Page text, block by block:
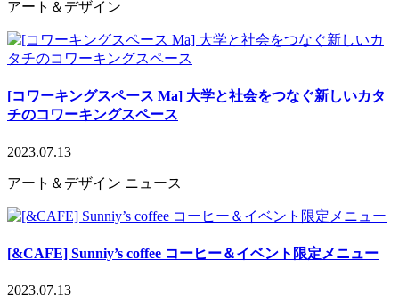
アート＆デザイン
[コワーキングスペース Ma] 大学と社会をつなぐ新しいカタ
チのコワーキングスペース
2023.07.13
アート＆デザイン ニュース
[&CAFE] Sunniy’s coffee コーヒー＆イベント限定メニュー
2023.07.13